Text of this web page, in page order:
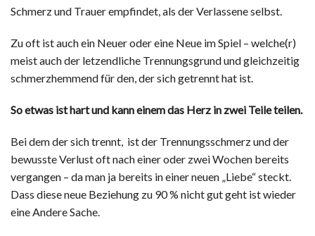
Schmerz und Trauer empfindet, als der Verlassene selbst.
Zu oft ist auch ein Neuer oder eine Neue im Spiel – welche(r)
meist auch der letzendliche Trennungsgrund und gleichzeitig
schmerzhemmend für den, der sich getrennt hat ist.
So etwas ist hart und kann einem das Herz in zwei Teile teilen.
Bei dem der sich trennt, ist der Trennungsschmerz und der
bewusste Verlust oft nach einer oder zwei Wochen bereits
vergangen – da man ja bereits in einer neuen „Liebe“ steckt.
Dass diese neue Beziehung zu 90 % nicht gut geht ist wieder
eine Andere Sache.